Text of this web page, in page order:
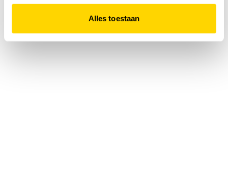
Alles toestaan